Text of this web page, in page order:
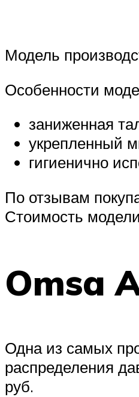
Модель
Особенности
заниженная
укрепленный
гигиенично
По отзывам
Стоимость
Omsa
Одна из самых
распределения
руб.